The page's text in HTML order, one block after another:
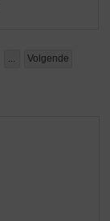
... Volgende